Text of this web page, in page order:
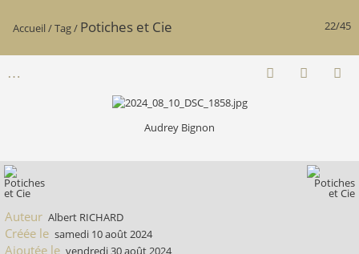
22/45
Accueil/Tag/ Potiches et Cie
Audrey Bignon
Auteur Albert RICHARD
Créée le samedi 10 août 2024
Ajoutée le vendredi 30 août 2024